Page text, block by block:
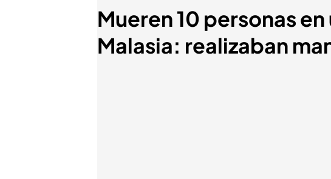
Mueren 10 personas
Malasia: realizaban